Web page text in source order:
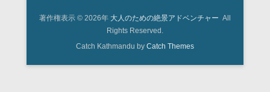
著作権表示 © 2026年 大人のための絶景アドベンチャー All
Rights Reserved.
Catch Kathmandu by Catch Themes